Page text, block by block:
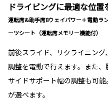
ドライビングに最適な位置
運転席&助手席8ウェイパワー＋電動ラ
ーツシート（運転席メモリー機能付）
前後スライド、リクライニン
調整を電動で行えます。また
サイドサポート幅の調整も可
が選べます。